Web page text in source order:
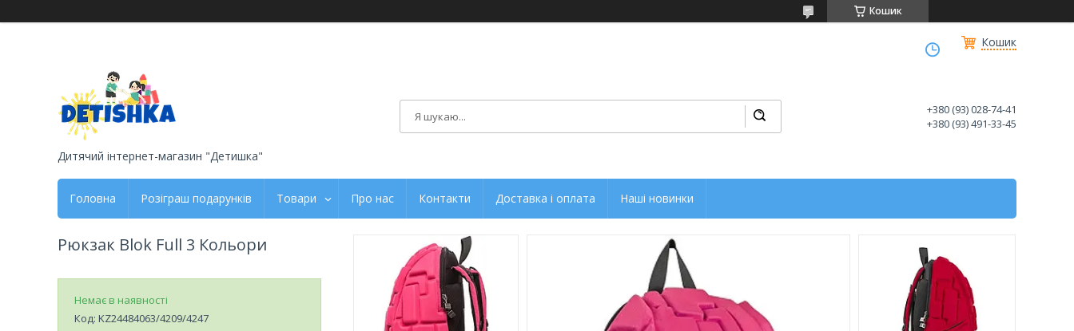
Кошик
Кошик
Дитячий інтернет-магазин "Детишка"
+380 (93) 028-74-41
+380 (93) 491-33-45
Головна Розіграш подарунків Товари Про нас Контакти Доставка і оплата Наші новинки
Рюкзак Blok Full 3 Кольори
Немає в наявності
Код: KZ24484063/4209/4247